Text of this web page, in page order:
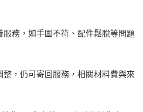
服務，如手圍不符、配件鬆脫等問題
整，仍可寄回服務，相關材料費與來